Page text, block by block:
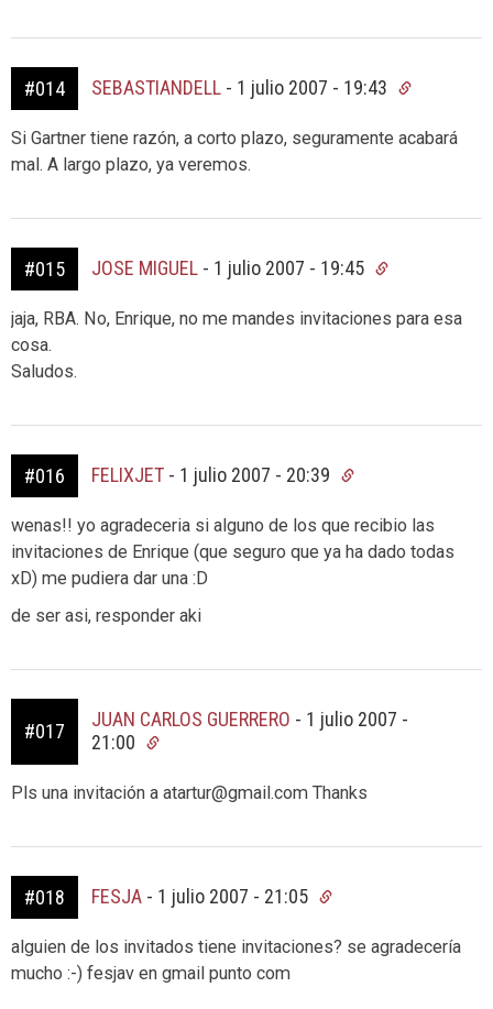
#014 SEBASTIANDELL - 1 julio 2007 - 19:43
Si Gartner tiene razón, a corto plazo, seguramente acabará
mal. A largo plazo, ya veremos.
#015 JOSE MIGUEL - 1 julio 2007 - 19:45
jaja, RBA. No, Enrique, no me mandes invitaciones para esa
cosa.
Saludos.
#016 FELIXJET - 1 julio 2007 - 20:39
wenas!! yo agradeceria si alguno de los que recibio las
invitaciones de Enrique (que seguro que ya ha dado todas
xD) me pudiera dar una :D
de ser asi, responder aki
#017
JUAN CARLOS GUERRERO - 1 julio 2007 -
21:00
Pls una invitación a atartur@gmail.com Thanks
#018 FESJA - 1 julio 2007 - 21:05
alguien de los invitados tiene invitaciones? se agradecería
mucho :-) fesjav en gmail punto com